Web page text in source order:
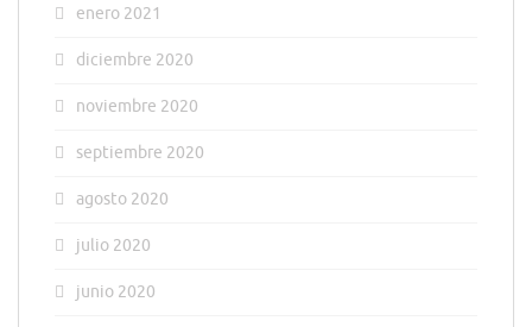
enero 2021
diciembre 2020
noviembre 2020
septiembre 2020
agosto 2020
julio 2020
junio 2020